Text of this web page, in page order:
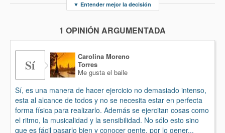
▼ Entender mejor la decisión
1 OPINIÓN ARGUMENTADA
Sí
Carolina Moreno
Torres
Me gusta el baile
Sí, es una manera de hacer ejercicio no demasiado intenso,
esta al alcance de todos y no se necesita estar en perfecta
forma física para realizarlo. Además se ejercitan cosas como
el ritmo, la musicalidad y la sensibilidad. No sólo esto sino
que es fácil pasarlo bien y conocer gente, por lo gener...